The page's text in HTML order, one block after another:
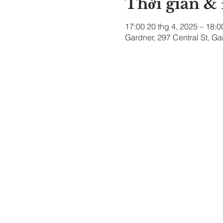
Thời gian &
17:00 20 thg 4, 2025 –
Gardner, 297 Central St,